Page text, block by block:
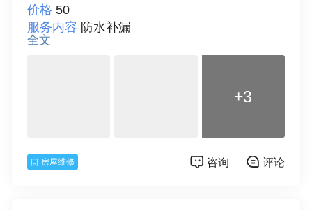
价格 50
服务内容 防水补漏
详细描述
埋，加液，新旧空调出售，维修空气源热水
水，补漏，清理污水，化粪池，高压汽车疏通
全文
+3
房屋维修 咨询 评论